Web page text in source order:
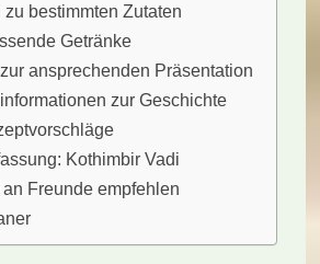
bestimmten Zutaten
Getränke
ansprechenden Präsentation
zur Geschichte
Kothimbir Vadi
Freunde empfehlen